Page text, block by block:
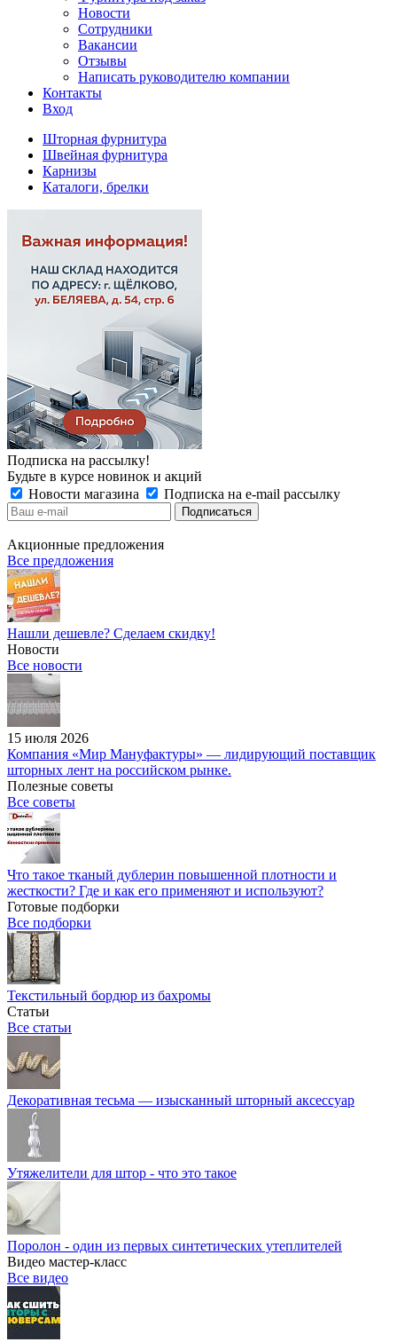
Новости
Сотрудники
Вакансии
Отзывы
Написать руководителю компании
Контакты
Вход
Шторная фурнитура
Швейная фурнитура
Карнизы
Каталоги, брелки
Подписка на рассылку!
Будьте в курсе новинок и акций
Новости магазина
Подписка на e-mail рассылку
Акционные предложения
Все предложения
Нашли дешевле? Сделаем скидку!
Новости
Все новости
15 июля 2026
Компания «Мир Мануфактуры» — лидирующий поставщик
шторных лент на российском рынке.
Полезные советы
Все советы
Что такое тканый дублерин повышенной плотности и
жесткости? Где и как его применяют и используют?
Готовые подборки
Все подборки
Текстильный бордюр из бахромы
Статьи
Все статьи
Декоративная тесьма — изысканный шторный аксессуар
Утяжелители для штор - что это такое
Поролон - один из первых синтетических утеплителей
Видео мастер-класс
Все видео